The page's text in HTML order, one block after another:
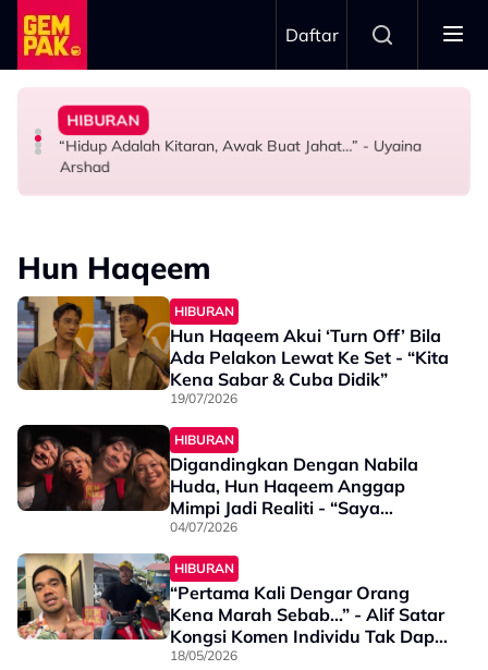
Skip to main content
Daftar
HIBURAN
Bawa Anak Ke Klinik, Syasya Rizal Terkejut Dikenali
Doktor
HIBURAN
“Hidup Adalah Kitaran, Awak Buat Jahat…” - Uyaina
Arshad
HIBURAN
Mamat Sepah Saksi Air Mata Isteri Gugur Tiap Kali
Terima Soalan Tentang Zuriat - “Aku Tak Kuat Tapi…”
HIBURAN
Bella Astillah Kongsi Foto Syed Saddiq, Tapi Lain Pula
Peminat Zoom - “Mata Aku Terperasan Sesuatu…”
Hun Haqeem
HIBURAN
Hun Haqeem Akui ‘Turn Off’ Bila
Ada Pelakon Lewat Ke Set - “Kita
Kena Sabar & Cuba Didik”
19/07/2026
HIBURAN
Digandingkan Dengan Nabila
Huda, Hun Haqeem Anggap
Mimpi Jadi Realiti - “Saya
Memang Tidak…”
04/07/2026
HIBURAN
“Pertama Kali Dengar Orang
Kena Marah Sebab...” - Alif Satar
Kongsi Komen Individu Tak Dapat
Turut Serta ‘Ride Subuh Macam
18/05/2026